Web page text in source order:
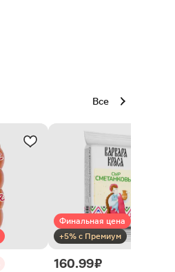
Все
Финальная цена
+5% с Премиум
160.99 ₽